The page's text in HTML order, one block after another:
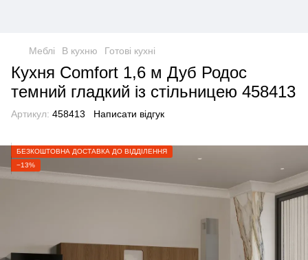
Меблі В кухню Готові кухні
Кухня Comfort 1,6 м Дуб Родос
темний гладкий із стільницею 458413
Артикул: 458413 Написати відгук
БЕЗКОШТОВНА ДОСТАВКА ДО ВІДДІЛЕННЯ
−13%